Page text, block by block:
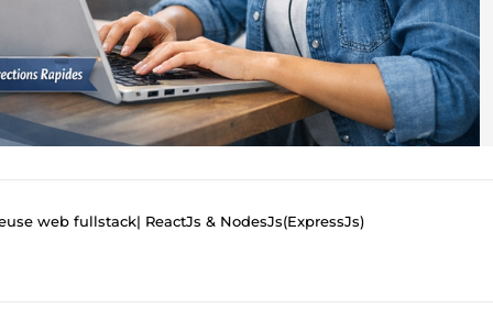
web fullstack| ReactJs & NodesJs(ExpressJs)